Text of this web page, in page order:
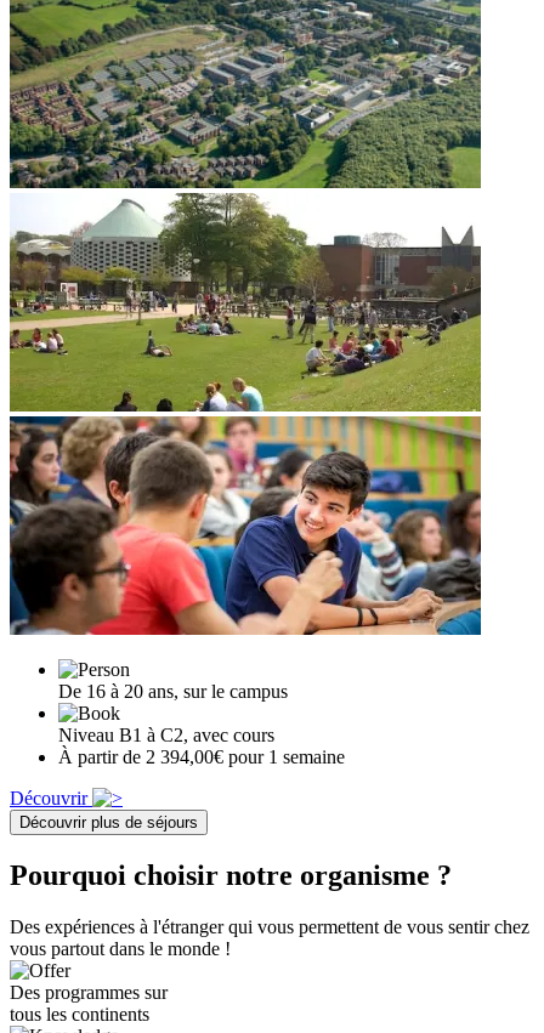
De 16 à 20 ans, sur le campus
Niveau B1 à C2, avec cours
À partir de 2 394,00€ pour 1 semaine
Découvrir
Découvrir plus de séjours
Pourquoi choisir notre organisme ?
Des expériences à l'étranger qui vous permettent de vous sentir chez
vous partout dans le monde !
Des programmes sur
tous les continents